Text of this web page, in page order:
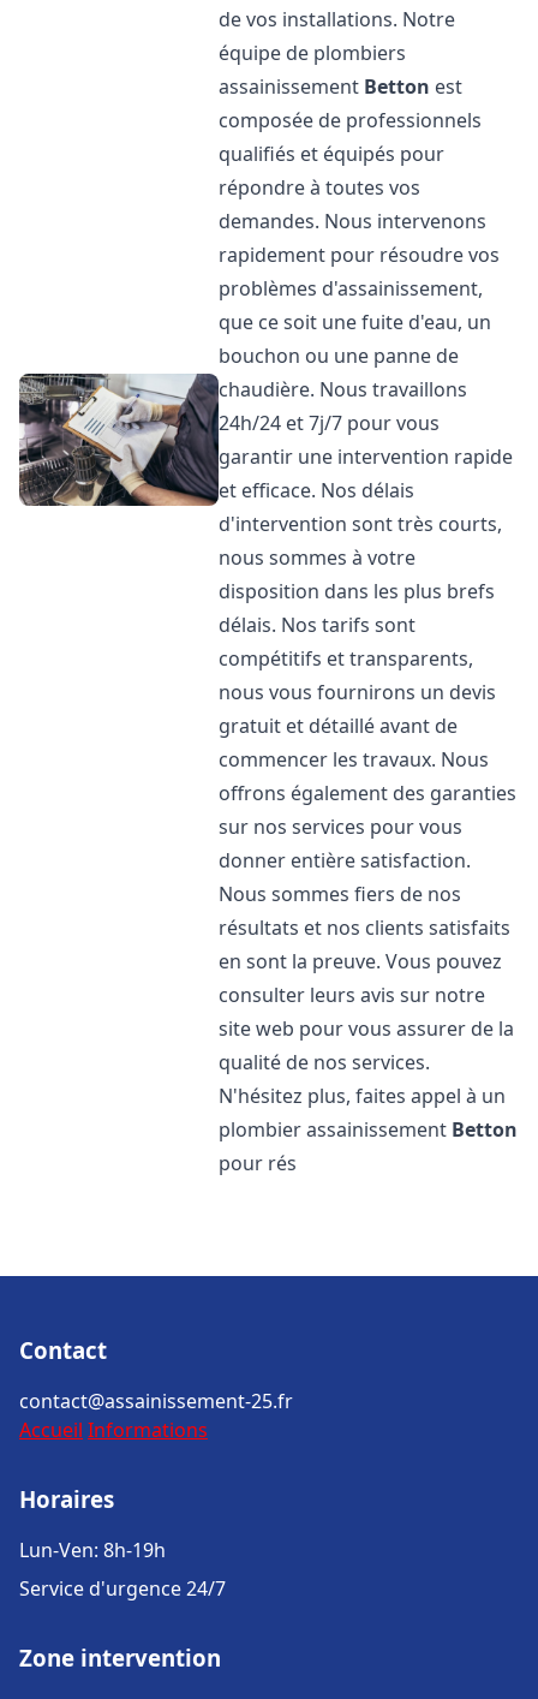
de vos installations. Notre
équipe de plombiers
assainissement Betton est
composée de professionnels
qualifiés et équipés pour
répondre à toutes vos
demandes. Nous intervenons
rapidement pour résoudre vos
problèmes d'assainissement,
que ce soit une fuite d'eau, un
bouchon ou une panne de
chaudière. Nous travaillons
24h/24 et 7j/7 pour vous
garantir une intervention rapide
et efficace. Nos délais
d'intervention sont très courts,
nous sommes à votre
disposition dans les plus brefs
délais. Nos tarifs sont
compétitifs et transparents,
nous vous fournirons un devis
gratuit et détaillé avant de
commencer les travaux. Nous
offrons également des garanties
sur nos services pour vous
donner entière satisfaction.
Nous sommes fiers de nos
résultats et nos clients satisfaits
en sont la preuve. Vous pouvez
consulter leurs avis sur notre
site web pour vous assurer de la
qualité de nos services.
N'hésitez plus, faites appel à un
plombier assainissement Betton
pour rés
Contact
contact@assainissement-25.fr
Accueil Informations
Horaires
Lun-Ven: 8h-19h
Service d'urgence 24/7
Zone intervention